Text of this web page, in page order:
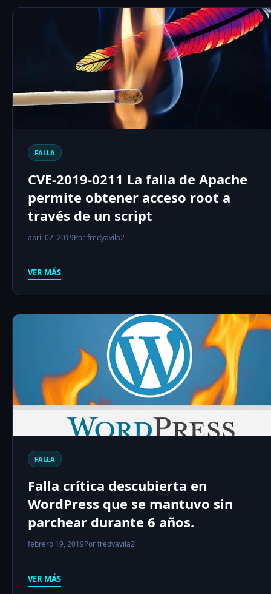
FALLA
CVE-2019-0211 La falla de Apache
permite obtener acceso root a
través de un script
abril 02, 2019Por fredyavila2
VER MÁS
FALLA
Falla crítica descubierta en
WordPress que se mantuvo sin
parchear durante 6 años.
febrero 19, 2019Por fredyavila2
VER MÁS